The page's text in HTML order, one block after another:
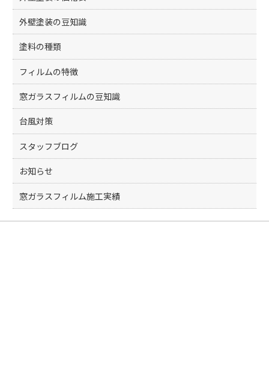
外壁塗装の豆知識
塗料の種類
フィルムの特徴
窓ガラスフィルムの豆知識
台風対策
スタッフブログ
お知らせ
窓ガラスフィルム施工実績